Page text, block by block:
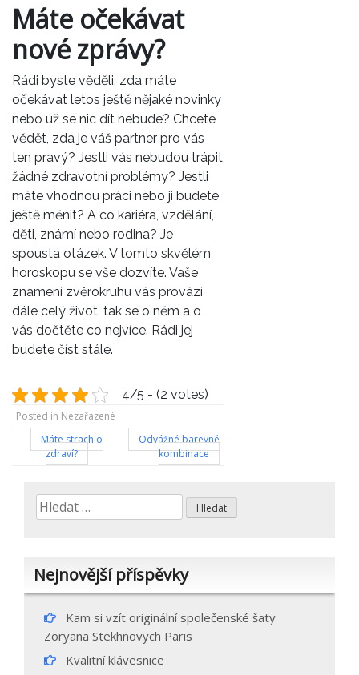
Máte očekávat
nové zprávy?
Rádi byste věděli, zda máte
očekávat letos ještě nějaké novinky
nebo už se nic dít nebude? Chcete
vědět, zda je váš partner pro vás
ten pravý? Jestli vás nebudou trápit
žádné zdravotní problémy? Jestli
máte vhodnou práci nebo ji budete
ještě měnit? A co kariéra, vzdělání,
děti, známí nebo rodina? Je
spousta otázek. V tomto skvělém
horoskopu se vše dozvíte. Vaše
znamení zvěrokruhu vás provází
dále celý život, tak se o něm a o
vás dočtěte co nejvíce. Rádi jej
budete číst stále.
4/5 - (2 votes)
Posted in Nezařazené
Navigace
pro
příspěvek
Máte strach o
zdraví?
Odvážné barevné
kombinace
Vyhledávání
Nejnovější příspěvky
Kam si vzít originální společenské šaty
Zoryana Stekhnovych Paris
Kvalitní klávesnice